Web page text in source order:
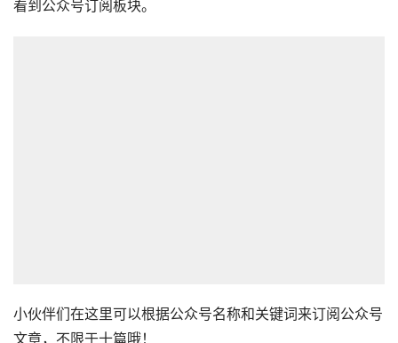
看到公众号订阅板块。
小伙伴们在这里可以根据公众号名称和关键词来订阅公众号
文章，不限于十篇哦！